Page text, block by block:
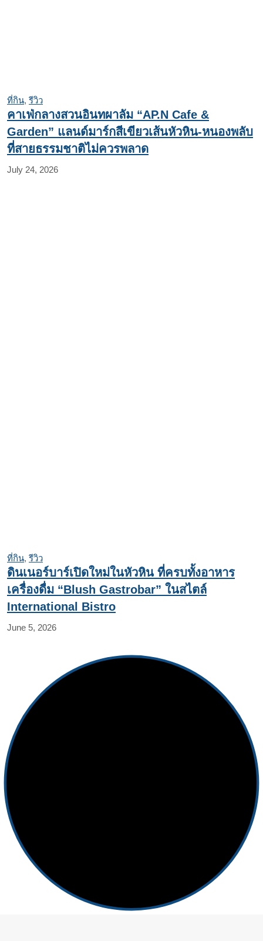
ที่กิน, รีวิว
คาเฟ่กลางสวนอินทผาลัม “AP.N Cafe &
Garden” แลนด์มาร์กสีเขียวเส้นหัวหิน-หนองพลับ
ที่สายธรรมชาติไม่ควรพลาด
July 24, 2026
ที่กิน, รีวิว
ดินเนอร์บาร์เปิดใหม่ในหัวหิน ที่ครบทั้งอาหาร
เครื่องดื่ม “Blush Gastrobar” ในสไตล์
International Bistro
June 5, 2026